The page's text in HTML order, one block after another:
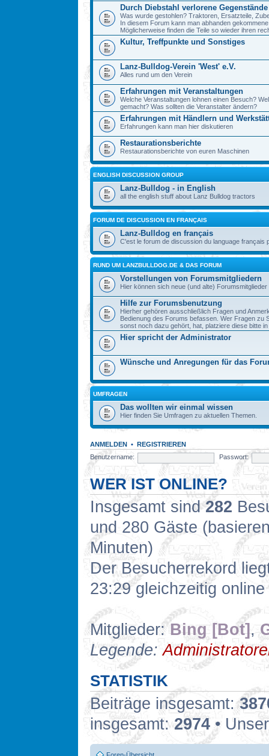
Durch Diebstahl verlorene Gegenstände
Was wurde gestohlen? Traktoren, Ersatzteile,
In diesem Forum kann man abhanden
Möglicherweise finden die Teile so wieder ihren
Kultur, Treffpunkte und Sonstiges
Lanz-Bulldog-Verein 'West' e.V.
Alles rund um den Verein
Erfahrungen mit Veranstaltungen
Welche Veranstaltungen lohnen einen Besuch?
gemacht? Was sollten die Veranstalter ändern?
Erfahrungen mit Händlern und
Erfahrungen kann man hier diskutieren
Restaurationsberichte
Restaurationsberichte von euren Maschinen
ENGLISH DISCUSSION GROUP
Lanz-Bulldog - in English
all the english stuff about Lanz Bulldog tractors
FORUM DE DISCUSSION EN FRANÇAIS
Lanz-Bulldog en français
C'est le forum de discussion du language français
RUND UM LANZBULLDOG.DE & DAS FORUM
Vorstellungen von Forumsmitgliedern
Hier können sich neue (und alte)
Hilfe zur Forumsbenutzung
Hierher gehören ausschließlich Fragen und
Bedienung des Forums befassen. Wer Fragen zu
sonst noch dazu gehört, hat, platziere diese bitte
Hier spricht der Administrator
Wünsche und Anregungen für das
UMFRAGEN
Das wollten wir einmal wissen
Hier finden Sie Umfragen zu aktuellen Themen.
ANMELDEN • REGISTRIEREN
Benutzername:
Passwort:
WER IST ONLINE?
Insgesamt sind282
und 280 Gäste
Minuten)
Der Besucherrekord
23:29 gleichzeitig
Mitglieder:Bing [Bot],
Legende:
STATISTIK
Beiträge insgesamt:
insgesamt:2974 •